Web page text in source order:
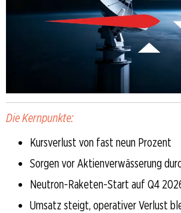
Die Kernpunkte:
Kursverlust von fast neun Prozent
Sorgen vor Aktienverwässerung
Neutron-Raketen-Start auf Q4
Umsatz steigt, operativer Verlust